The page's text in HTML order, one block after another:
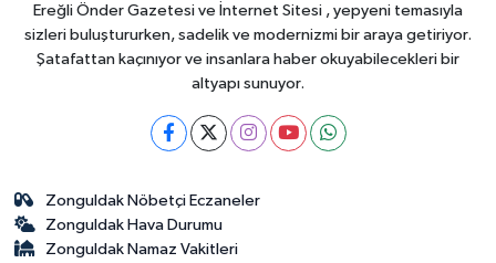
Ereğli Önder Gazetesi ve İnternet Sitesi , yepyeni temasıyla
sizleri buluştururken, sadelik ve modernizmi bir araya getiriyor.
Şatafattan kaçınıyor ve insanlara haber okuyabilecekleri bir
altyapı sunuyor.
Zonguldak Nöbetçi Eczaneler
Zonguldak Hava Durumu
Zonguldak Namaz Vakitleri